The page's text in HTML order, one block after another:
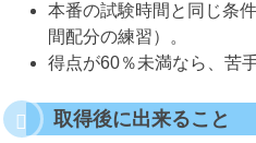
本番の試験時間と同じ条
間配分の練習）。
得点が60％未満なら、苦
取得後に出来ること